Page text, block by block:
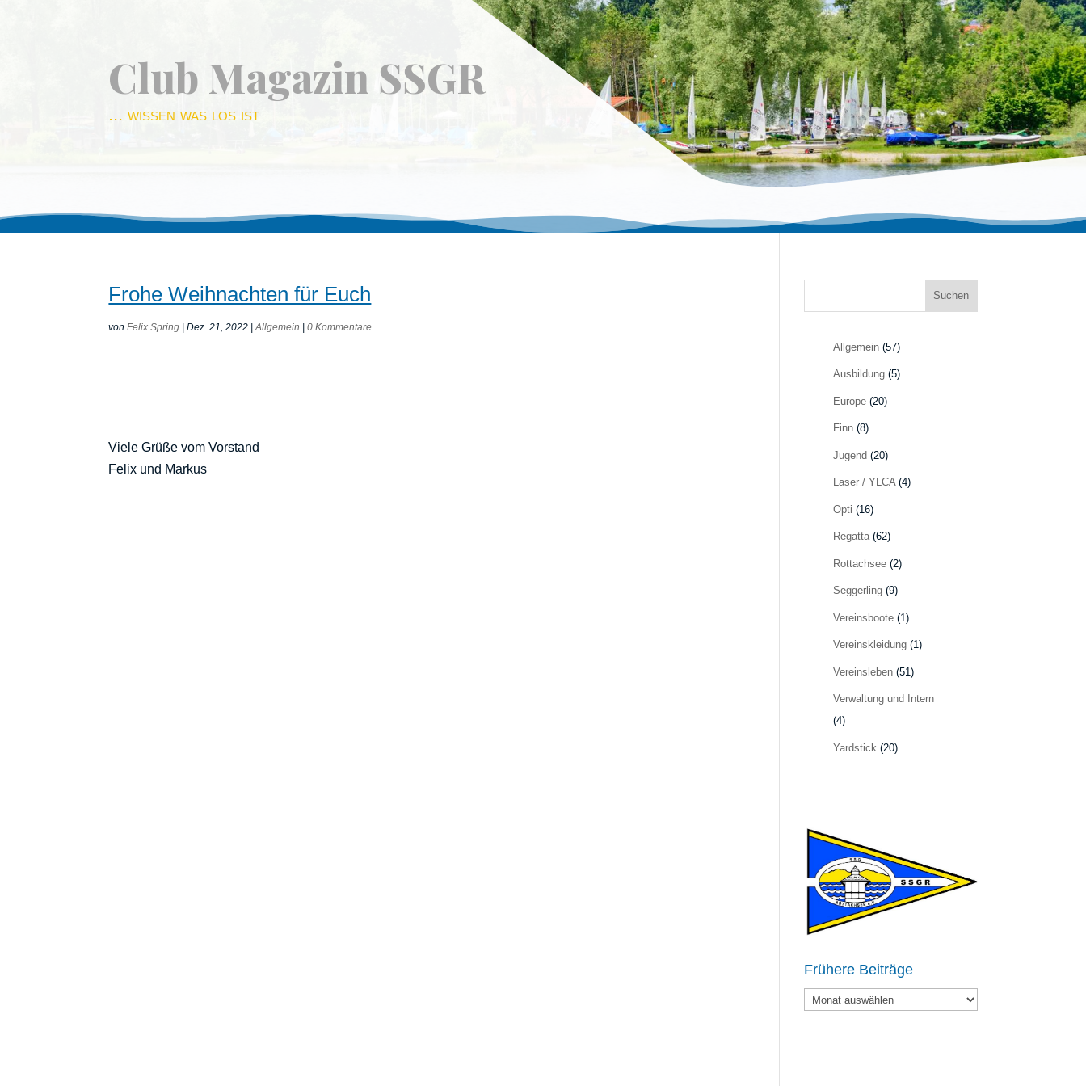
Club Magazin SSGR
... wissen was los ist
Frohe Weihnachten für Euch
vonFelix Spring |Dez. 21, 2022 |Allgemein |0 Kommentare
Viele Grüße vom Vorstand
Felix und Markus
Suchen
Allgemein(57)
Ausbildung(5)
Europe(20)
Finn(8)
Jugend (20)
Laser / YLCA(4)
Opti (16)
Regatta(62)
Rottachsee(2)
Seggerling(9)
Vereinsboote(1)
Vereinskleidung(1)
Vereinsleben(51)
Verwaltung und Intern
(4)
Yardstick (20)
Frühere Beiträge
Frühere